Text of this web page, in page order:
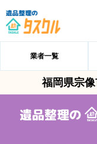
業者一覧
福岡県宗